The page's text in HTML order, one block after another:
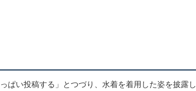
ぱい投稿する」とつづり、水着を着用した姿を披露し